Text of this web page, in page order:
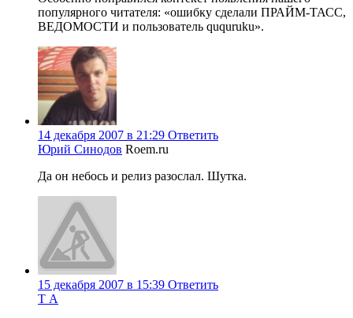
популярного читателя: «ошибку сделали ПРАЙМ-ТАСС,
ВЕДОМОСТИ и пользователь ququruku».
14 декабря 2007 в 21:29 Ответить
Юрий Синодов Roem.ru
Да он небось и релиз разослал. Шутка.
15 декабря 2007 в 15:39 Ответить
Т А